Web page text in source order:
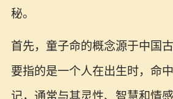
秘。
首先，童子命的概念源于中国
要指的是一个人在出生时，命
记，通常与其灵性、智慧和情